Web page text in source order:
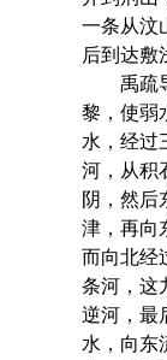
一条从汶
后到达敷
禹疏导
黎，使弱
水，经过
河，从积
阴，然后
津，再向
而向北经
条河，这
逆河，最
水，向东